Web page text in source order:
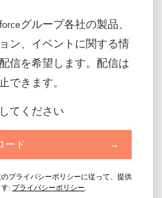
グループ各社の製品、
ン、イベントに関する情
信を希望します。配信は
できます。
てください
ード →
プライバシーポリシーに従って、提供
: プライバシーポリシー.